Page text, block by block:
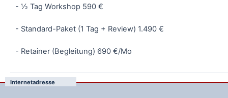
- ½ Tag Workshop 590 €
- Standard-Paket (1 Tag + Review) 1.490 €
- Retainer (Begleitung) 690 €/Mo
Internetadresse